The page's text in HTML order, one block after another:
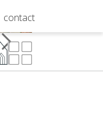
contact